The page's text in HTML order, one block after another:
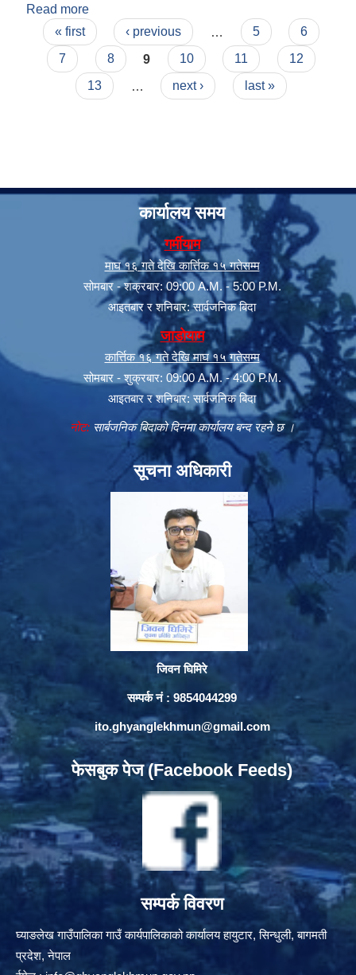
Read more
दरखास्त आह्वान सम्बन्धी सूचना ।
Pages
« first ‹ previous 5
6
7
8 9 10 11
12
13
next › last »
कार्यालय समय
गर्मीयाम
माघ १६ गते देखि कार्त्तिक १५ गतेसम्म
सोमबार - शक्रबार: 09:00 A.M. - 5:00 P.M.
आइतबार र शनिबार: सार्वजनिक बिदा
जाडोयाम
कार्त्तिक १६ गते देखि माघ १५ गतेसम्म
सोमबार - शुक्रबार: 09:00 A.M. - 4:00 P.M.
आइतबार र शनिबार: सार्वजनिक बिदा
नोट:सार्बजनिक बिदाको दिनमा कार्यालय बन्द रहने छ ।
सूचना अधिकारी
जिवन घिमिरे
सम्पर्क नं : 9854044299
ito.ghyanglekhmun@gmail.com
फेसबुक पेज (Facebook Feeds)
सम्पर्क विवरण
घ्याङलेख गाउँपालिका गाउँ कार्यपालिकाको कार्यालय हायुटार, सिन्धुली, बागमती
प्रदेश, नेपाल